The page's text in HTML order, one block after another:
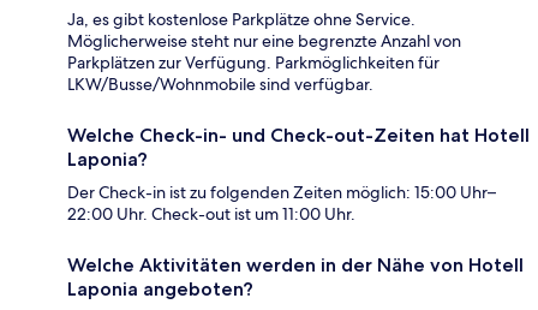
Ja, es gibt kostenlose Parkplätze ohne Service.
Möglicherweise steht nur eine begrenzte Anzahl von
Parkplätzen zur Verfügung. Parkmöglichkeiten für
LKW/Busse/Wohnmobile sind verfügbar.
Welche Check-in- und Check-out-Zeiten hat Hotell
Laponia?
Der Check-in ist zu folgenden Zeiten möglich: 15:00 Uhr–
22:00 Uhr. Check-out ist um 11:00 Uhr.
Welche Aktivitäten werden in der Nähe von Hotell
Laponia angeboten?